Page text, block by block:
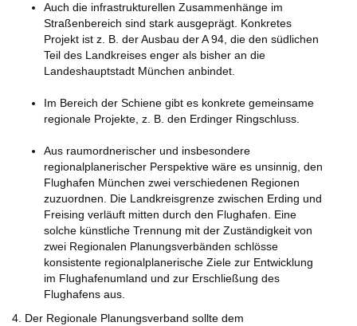
Auch die infrastrukturellen Zusammenhänge im
Straßenbereich sind stark ausgeprägt. Konkretes
Projekt ist z. B. der Ausbau der A 94, die den südlichen
Teil des Landkreises enger als bisher an die
Landeshauptstadt München anbindet.
Im Bereich der Schiene gibt es konkrete gemeinsame
regionale Projekte, z. B. den Erdinger Ringschluss.
Aus raumordnerischer und insbesondere
regionalplanerischer Perspektive wäre es unsinnig, den
Flughafen München zwei verschiedenen Regionen
zuzuordnen. Die Landkreisgrenze zwischen Erding und
Freising verläuft mitten durch den Flughafen. Eine
solche künstliche Trennung mit der Zuständigkeit von
zwei Regionalen Planungsverbänden schlösse
konsistente regionalplanerische Ziele zur Entwicklung
im Flughafenumland und zur Erschließung des
Flughafens aus.
4. Der Regionale Planungsverband sollte dem